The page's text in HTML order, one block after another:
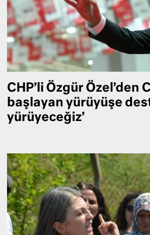
CHP’li Özgür Özel’den
başlayan yürüyüşe
yürüyeceğiz’